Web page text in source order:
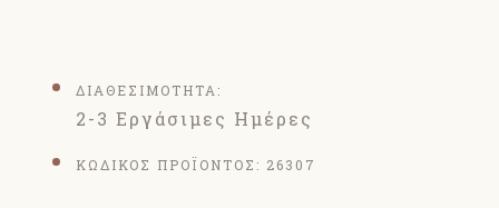
ΔΙΑΘΕΣΙΜΟΤΗΤΑ:
2-3 Εργάσιμες Ημέρες
ΚΩΔΙΚΟΣ ΠΡΟΪΟΝΤΟΣ: 26307